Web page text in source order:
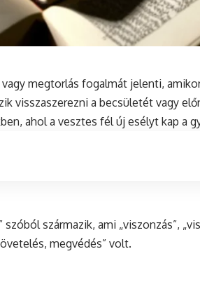
vagy megtorlás fogalmát jelenti,
visszaszerezni a becsületét vagy
ahol a vesztes fél új esélyt kap a
szóból származik, ami „viszonzás”,
megvédés” volt.